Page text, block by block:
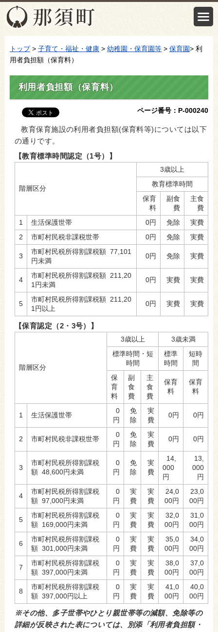
トップ> 子育て・福祉・健康 > 幼稚園・保育園等 > 保育園> 利
用者負担額（保育料）
利用者負担額（保育料）
ページ番号：P-000240
教育保育施設の利用者負担額(保育料等)については以下
の通りです。
【教育標準時間認定（1号）】
階層区分
3歳以上
教育標準時間
保育
料
副食
費
主食
費
1
生活保護世帯 0円 免除
実費
2
市町村民税非課税世帯 0円 免除 実費
3
市町村民税所得割課税額 77,101
円未満
0円 免除 実費
4
市町村民税所得割課税額 211,20
1円未満
0円 実費 実費
5
市町村民税所得割課税額 211,20
1円以上
0円 実費 実費
【保育認定（2・3号）】
階層区分
3歳以上
3歳未満
標準時間・短
時間
標準
時間
短時
間
保
育
料
副
食
費
主
食
費
保育
料
保育
料
1 生活保護世帯
0
円
免
除
実
費
0円 0円
2 市町村民税非課税世帯
0
円
免
除
実
費
0円 0円
3
市町村民税所得割課税
額 48,600円未満
0
円
免
除
実
費
14,
000
円
13,
000
円
4
市町村民税所得割課税
額 97,000円未満
0
円
実
費
実
費
24,0
00円
23,0
00円
5
市町村民税所得割課税
額 169,000円未満
0
円
実
費
実
費
32,0
00円
31,0
00円
6
市町村民税所得割課税
額 301,000円未満
0
円
実
費
実
費
35,0
00円
34,0
00円
7
市町村民税所得割課税
額 397,000円未満
0
円
実
費
実
費
38,0
00円
37,0
00円
8
市町村民税所得割課税
額 397,000円以上
0
円
実
費
実
費
41,0
00円
40,0
00円
※その他、多子世帯やひとり親世帯等の減額、免除等の
詳細が反映された表については、別添「利用者負担額・